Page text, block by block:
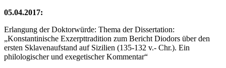
05.04.2017:
Erlangung der Doktorwürde: Thema der Dissertation:
„Konstantinische Exzerpttradition zum Bericht Diodors über den
ersten Sklavenaufstand auf Sizilien (135-132 v.- Chr.). Ein
philologischer und exegetischer Kommentar“